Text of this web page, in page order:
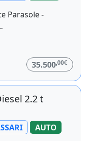
Parasole -
35.500,00€
2.2 t
AUTO